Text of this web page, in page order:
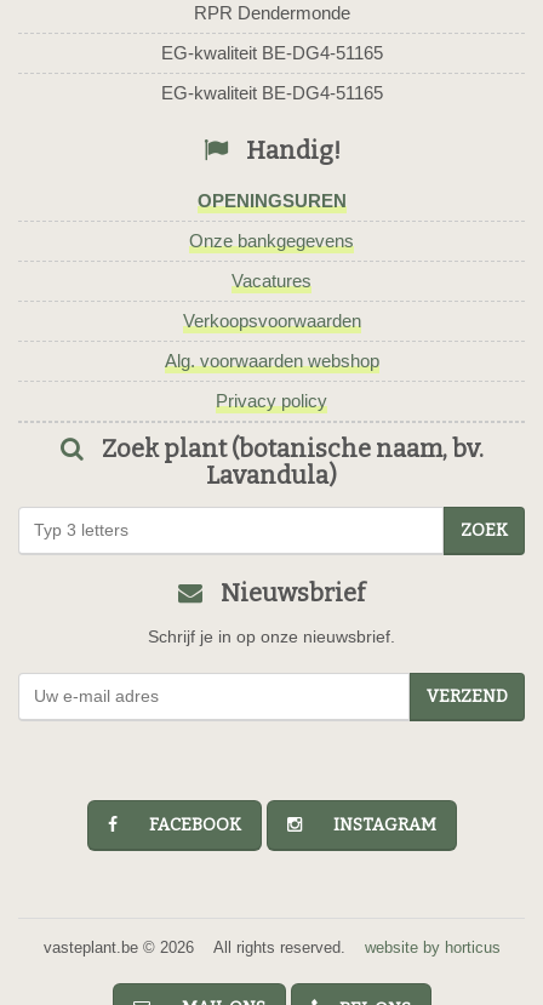
RPR Dendermonde
EG-kwaliteit BE-DG4-51165
EG-kwaliteit BE-DG4-51165
Handig!
OPENINGSUREN
Onze bankgegevens
Vacatures
Verkoopsvoorwaarden
Alg. voorwaarden webshop
Privacy policy
Zoek plant (botanische naam, bv.
Lavandula)
ZOEK
Nieuwsbrief
Schrijf je in op onze nieuwsbrief.
VERZEND
FACEBOOK INSTAGRAM
vasteplant.be © 2026 All rights reserved. website by horticus